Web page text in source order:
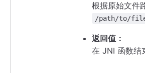
根据原始文件
/path/to/
返回值：
在 JNI 函数结